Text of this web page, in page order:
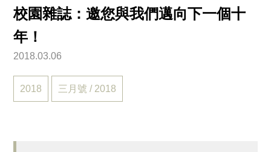
校園雜誌：邀您與我們邁向下一個十
年！
2018.03.06
2018 三月號 / 2018